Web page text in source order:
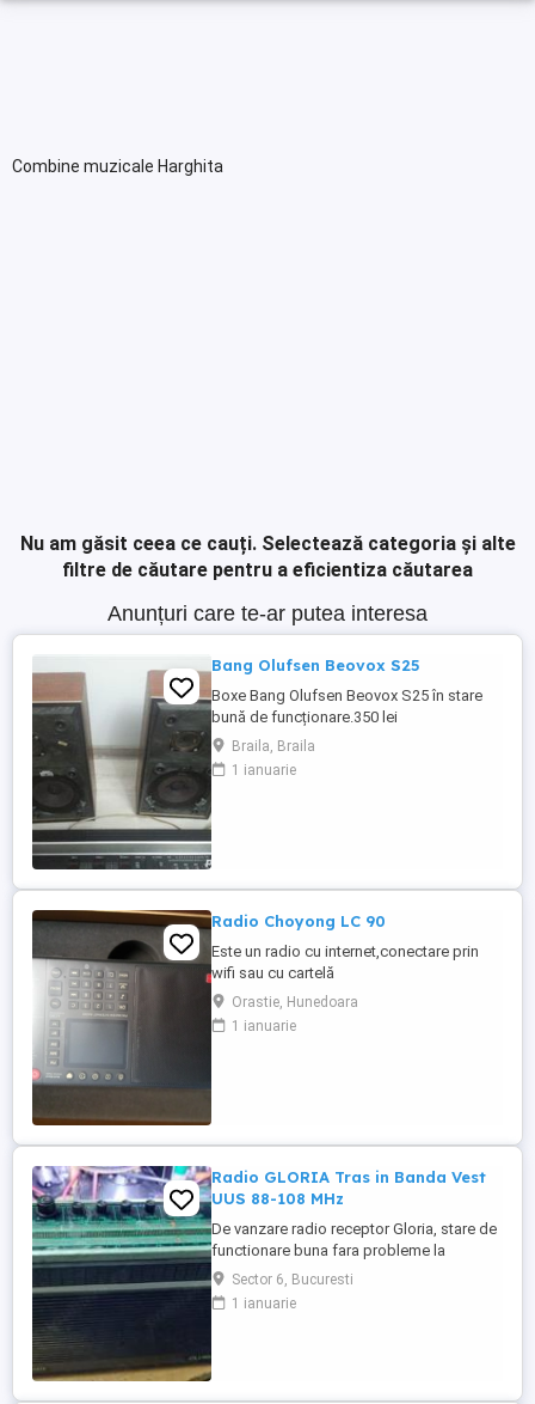
Combine muzicale Harghita
Nu am găsit ceea ce cauți. Selectează categoria și alte
filtre de căutare pentru a eficientiza căutarea
Anunțuri care te-ar putea interesa
Bang Olufsen Beovox S25
Boxe Bang Olufsen Beovox S25 în stare
bună de funcționare.350 lei
Braila, Braila
1 ianuarie
Radio Choyong LC 90
Este un radio cu internet,conectare prin
wifi sau cu cartelă
telefonică.Recepționează UL,UM,US și
FM.Se poate conecta prin Bluetooth cu
telefonul sau alte dispozitive.Redă muzică
Orastie, Hunedoara
1 ianuarie
Radio GLORIA Tras in Banda Vest
UUS 88-108 MHz
De vanzare radio receptor Gloria, stare de
functionare buna fara probleme la
comutatoarele de game ESTE TRAS IN
BANDA VEST 88.5 108 MHz
Sector 6, Bucuresti
1 ianuarie